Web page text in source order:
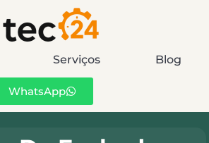
Serviços Blog
WhatsApp